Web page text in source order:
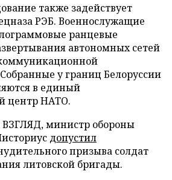
также задействует
РЭБ. Военнослужащие
ранцевые
автономных сетей
коммуникационной
у границ Белоруссии
в единый
центр НАТО.
ВЗГЛЯД, министр обороны
допустил
призыва солдат
литовской бригады.